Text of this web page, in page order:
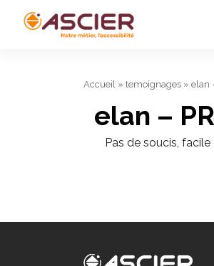
Accueil » temoignages » elan
elan –
Pas de soucis, facile